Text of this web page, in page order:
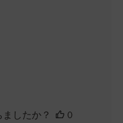
したか？
0